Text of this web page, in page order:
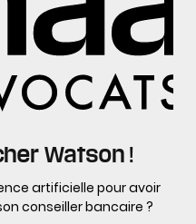
Watson !
artificielle pour avoir
conseiller bancaire ?